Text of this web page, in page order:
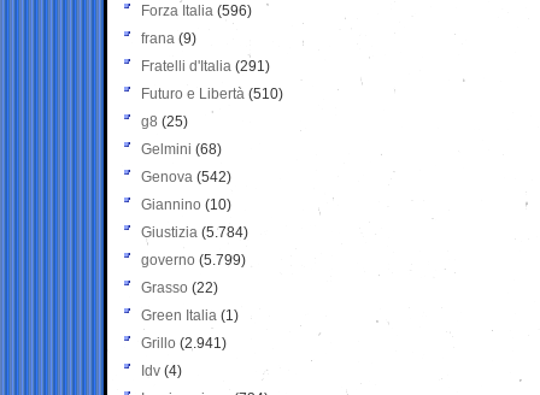
Forza Italia (596)
frana (9)
Fratelli d'Italia (291)
Futuro e Libertà (510)
g8 (25)
Gelmini (68)
Genova (542)
Giannino (10)
Giustizia (5.784)
governo (5.799)
Grasso (22)
Green Italia (1)
Grillo (2.941)
Idv (4)